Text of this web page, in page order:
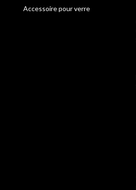
Accessoire pour verre